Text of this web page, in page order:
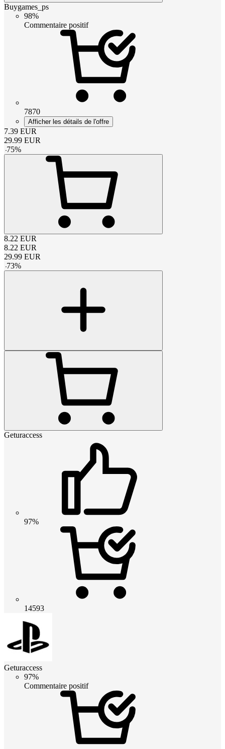
Buygames_ps
98%
Commentaire positif
7870
Afficher les détails de l'offre
7.39 EUR
29.99 EUR
-75%
8.22 EUR
8.22 EUR
29.99 EUR
-73%
Geturaccess
97%
14593
Geturaccess
97%
Commentaire positif